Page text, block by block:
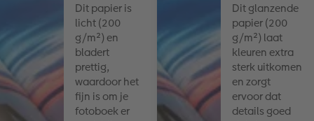
Dit papier is
licht (200
g/m²) en
bladert
prettig,
waardoor het
fijn is om je
fotoboek er
Dit glanzende
papier (200
g/m²) laat
kleuren extra
sterk uitkomen
en zorgt
ervoor dat
details goed